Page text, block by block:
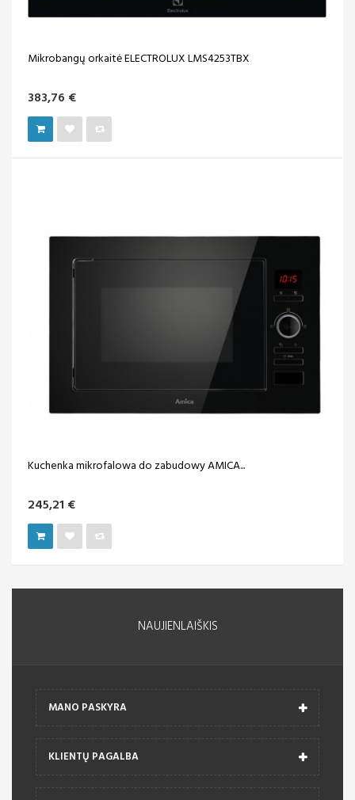
Mikrobangų orkaitė ELECTROLUX LMS4253TBX
383,76 €
Kuchenka mikrofalowa do zabudowy AMICA...
245,21 €
NAUJIENLAIŠKIS
MANO PASKYRA
KLIENTŲ PAGALBA